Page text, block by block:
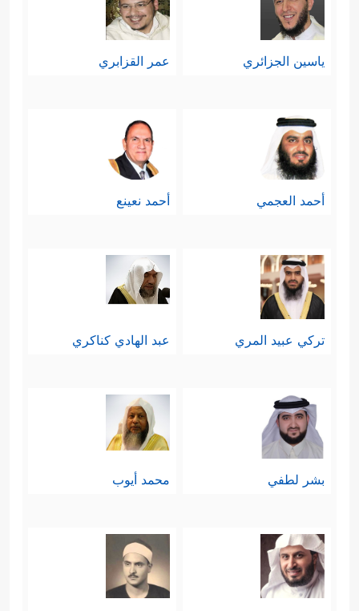
ياسين الجزائري عمر القزابري
أحمد العجمي أحمد نعينع
تركي عبيد المري عبد الهادي كناكري
بشر لطفي محمد أيوب